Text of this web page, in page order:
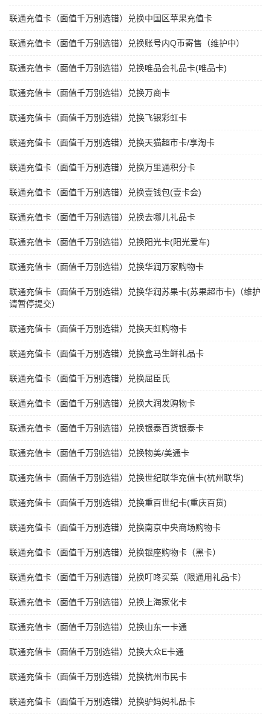
联通充值卡（面值千万别选错）兑换中国区苹果充值卡
联通充值卡（面值千万别选错）兑换账号内Q币寄售（维护中）
联通充值卡（面值千万别选错）兑换唯品会礼品卡(唯品卡)
联通充值卡（面值千万别选错）兑换万商卡
联通充值卡（面值千万别选错）兑换飞银彩虹卡
联通充值卡（面值千万别选错）兑换天猫超市卡/享淘卡
联通充值卡（面值千万别选错）兑换万里通积分卡
联通充值卡（面值千万别选错）兑换壹钱包(壹卡会)
联通充值卡（面值千万别选错）兑换去哪儿礼品卡
联通充值卡（面值千万别选错）兑换阳光卡(阳光爱车)
联通充值卡（面值千万别选错）兑换华润万家购物卡
联通充值卡（面值千万别选错）兑换华润苏果卡(苏果超市卡)（维护
请暂停提交）
联通充值卡（面值千万别选错）兑换天虹购物卡
联通充值卡（面值千万别选错）兑换盒马生鲜礼品卡
联通充值卡（面值千万别选错）兑换屈臣氏
联通充值卡（面值千万别选错）兑换大润发购物卡
联通充值卡（面值千万别选错）兑换银泰百货银泰卡
联通充值卡（面值千万别选错）兑换物美/美通卡
联通充值卡（面值千万别选错）兑换世纪联华充值卡(杭州联华)
联通充值卡（面值千万别选错）兑换重百世纪卡(重庆百货)
联通充值卡（面值千万别选错）兑换南京中央商场购物卡
联通充值卡（面值千万别选错）兑换银座购物卡（黑卡）
联通充值卡（面值千万别选错）兑换叮咚买菜（限通用礼品卡）
联通充值卡（面值千万别选错）兑换上海家化卡
联通充值卡（面值千万别选错）兑换山东一卡通
联通充值卡（面值千万别选错）兑换大众E卡通
联通充值卡（面值千万别选错）兑换杭州市民卡
联通充值卡（面值千万别选错）兑换驴妈妈礼品卡